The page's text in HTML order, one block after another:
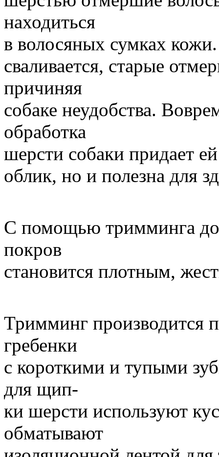
находиться
в волосяных сумках
сваливается, старые
причиняя
собаке неудобства.
обработка
шерсти собаки придает
облик, но и полезна для
С помощью тримминга
покров
становится плотным,
Тримминг производится
гребенки
с короткими и тупыми
для щип-
ки шерсти используют
обматывают